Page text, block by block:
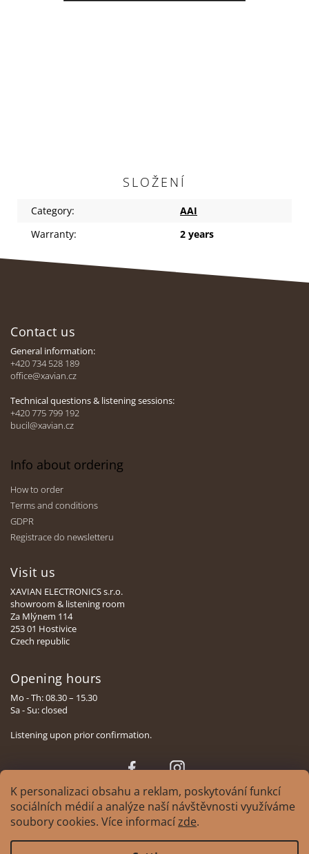
K personalizaci obsahu a reklam, poskytování funkcí
sociálních médií a analýze naší návštěvnosti využíváme
soubory cookies. Více informacízde.
SLOŽENÍ
Category:
AAI
Warranty: 2 years
Contact us
General information:
+420 734 528 189
office@xavian.cz
Technical questions & listening sessions:
+420 775 799 192
bucil@xavian.cz
Info about ordering
How to order
Terms and conditions
GDPR
Registrace do newsletteru
Visit us
XAVIAN ELECTRONICS s.r.o.
showroom & listening room
Za Mlýnem 114
253 01 Hostivice
Czech republic
Opening hours
Mo - Th: 08.30 – 15.30
Sa - Su: closed
Listening upon prior confirmation.
Face
Insta